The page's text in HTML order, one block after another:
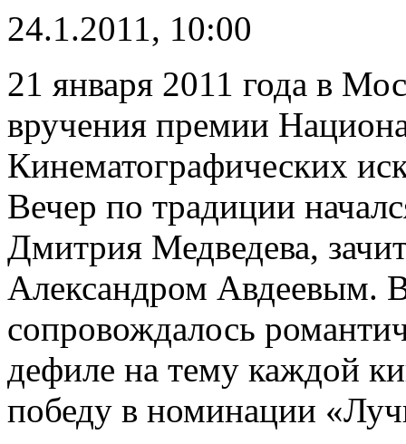
24.1.2011, 10:00
21 января 2011 года в
вручения премии
Кинематографических
Вечер по традиции
Дмитрия Медведева,
Александром Авдеевым.
сопровождалось
дефиле на тему каждой
победу в номинации